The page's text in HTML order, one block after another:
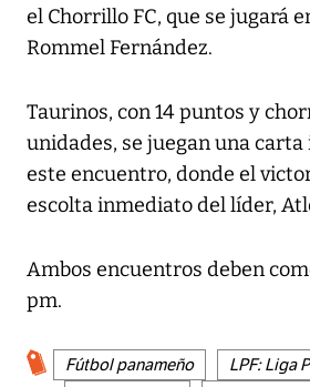
el Chorrillo FC, que se jugará
Rommel Fernández.
Taurinos, con 14 puntos y
unidades, se juegan una
este encuentro, donde el
escolta inmediato del líder,
Ambos encuentros deben
pm.
Fútbol panameño
LPF: Liga